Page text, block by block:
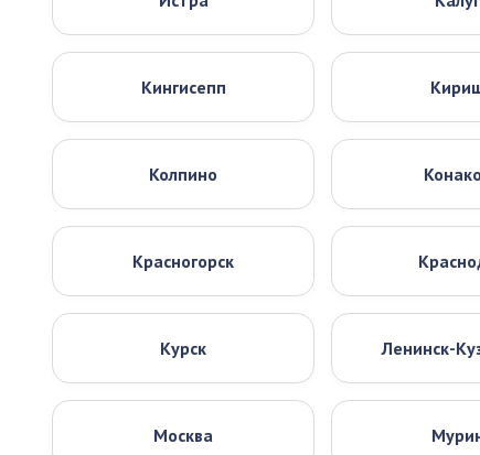
Кингисепп
Колпино
Красногорск
Курск Ленинск-
Москва